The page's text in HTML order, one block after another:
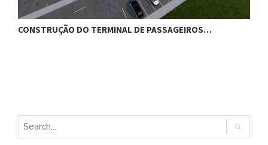
CONSTRUÇÃO DO TERMINAL DE PASSAGEIROS…